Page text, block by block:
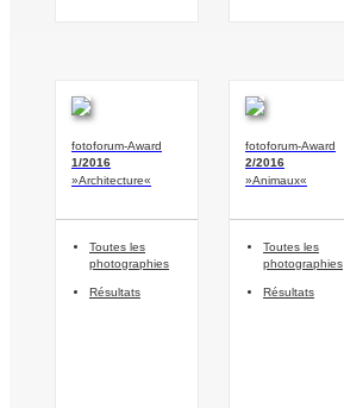
fotoforum-Award
1/2016
»Architecture«
Toutes les
photographies
Résultats
fotoforum-Award
2/2016
»Animaux«
Toutes les
photographies
Résultats